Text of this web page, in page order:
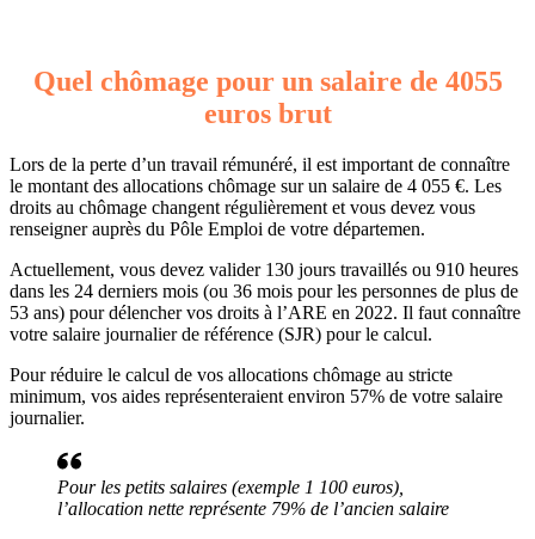
Quel chômage pour un salaire de 4055
euros brut
Lors de la perte d’un travail rémunéré, il est important de connaître
le montant des allocations chômage sur un salaire de 4 055 €. Les
droits au chômage changent régulièrement et vous devez vous
renseigner auprès du Pôle Emploi de votre départemen.
Actuellement, vous devez valider 130 jours travaillés ou 910 heures
dans les 24 derniers mois (ou 36 mois pour les personnes de plus de
53 ans) pour délencher vos droits à l’ARE en 2022. Il faut connaître
votre salaire journalier de référence (SJR) pour le calcul.
Pour réduire le calcul de vos allocations chômage au stricte
minimum, vos aides représenteraient environ 57% de votre salaire
journalier.
Pour les petits salaires (exemple 1 100 euros),
l’allocation nette représente 79% de l’ancien salaire